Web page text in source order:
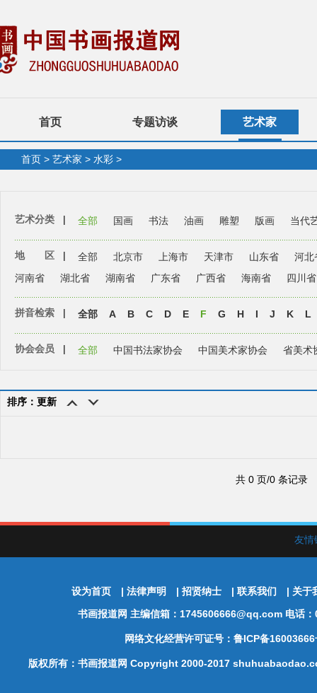
首页 专题访谈 艺术家
首页 > 艺术家 > 水彩 >
艺术分类 | 全部 国画 书法 油画 雕塑 版画 当代
地 区 | 全部 北京市 上海市 天津市 山东省
河北
河南省
湖北省 湖南省 广东省 广西省 海南省 四川省
拼音检索 | 全部 A B C D E F G H I J K L
协会会员 | 全部 中国书法家协会 中国美术家协会 省美术
排序：更新
共 0 页/0 条记录
友
设为首页 | 法律声明 | 招贤纳士 | 联系我们 | 关于
书画报道网 主编信箱：1745606666@qq.com 电话
网络文化经营许可证号：鲁ICP备
版权所有：书画报道网 Copyright 2000-2017